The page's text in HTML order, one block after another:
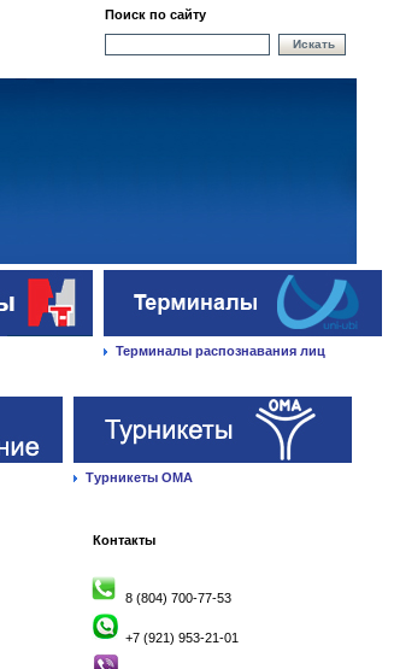
Поиск по сайту
Искать
Терминалы распознавания лиц
Турникеты ОМА
Контакты
8 (804) 700-77-53
+7 (921) 953-21-01